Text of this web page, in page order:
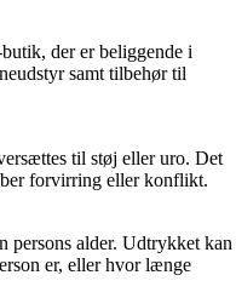
der er beliggende i
samt tilbehør til
til støj eller uro. Det
forvirring eller konflikt.
persons alder. Udtrykket kan
er, eller hvor længe